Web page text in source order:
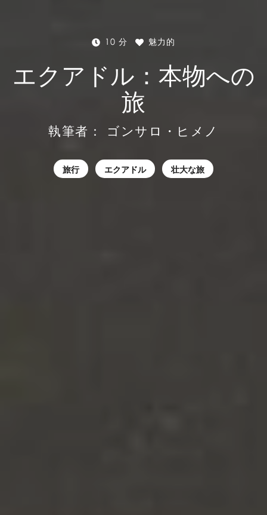
10 分 魅力的
エクアドル：本物への
旅
執筆者： ゴンサロ・ヒメノ
旅行 エクアドル 壮大な旅